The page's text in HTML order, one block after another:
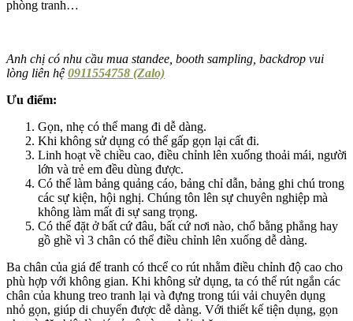
phòng tranh…
Anh chị có nhu cầu mua standee, booth sampling, backdrop vui
lòng liên hệ0911554758 (Zalo)
Ưu điểm:
Gọn, nhẹ có thể mang đi dễ dàng.
Khi không sử dụng có thể gấp gọn lại cất đi.
Linh hoạt về chiều cao, điều chỉnh lên xuống thoải mái, người
lớn và trẻ em đều dùng được.
Có thể làm bảng quảng cáo, bảng chỉ dẫn, bảng ghi chú trong
các sự kiện, hội nghị. Chúng tôn lên sự chuyên nghiệp mà
không làm mất đi sự sang trọng.
Có thể đặt ở bất cứ đâu, bất cứ nơi nào, chổ bằng phẳng hay
gồ ghề vì 3 chân có thể điều chỉnh lên xuống dễ dàng.
Ba chân của giá để tranh có thcể co rút nhằm điều chỉnh độ cao cho
phù hợp với không gian. Khi không sử dụng, ta có thể rút ngắn các
chân của khung treo tranh lại và đựng trong túi vải chuyên dụng
nhỏ gọn, giúp di chuyển được dễ dàng. Với thiết kế tiện dụng, gọn